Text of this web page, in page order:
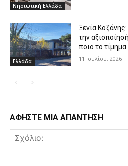
Νησιωτική Ελλάδα
Ελλάδα
Ξενία
την
ποιο το τίμημα
11 Ιουλίου, 2026
ΑΦΗΣΤΕ ΜΙΑ ΑΠΑΝΤΗΣΗ